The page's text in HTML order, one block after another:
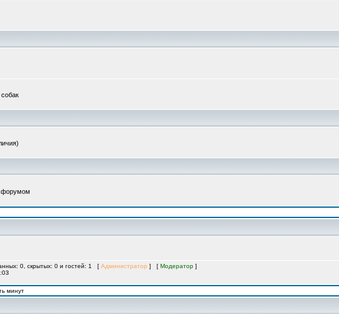
форумом
0, скрытых: 0 и гостей: 1 [ Администратор ] [ Модератор ]
минут